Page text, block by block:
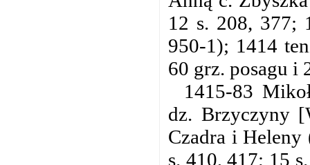
12 s. 208, 377;
950-1); 1414
60 grz. posagu i
1415-83
dz. Brzyczyny
Czadra i
s. 410, 417; 15